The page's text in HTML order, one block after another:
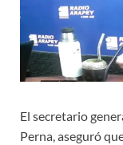
El secretario
Perna, aseguró